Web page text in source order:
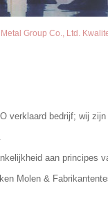
Group Co., Ltd.
verklaard bedrijf; wij
aan principes
Molen &